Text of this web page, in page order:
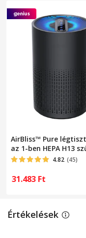
Sebesség fokozatok
Légáramlás
Vezérlőpanel típusa
Szélesség
AirBliss™ Pure
az 1-ben HEPA H13
aktív szén, előszűrő,
antibakteriális,
órás időzítő,
4.82 (45)
31.483 Ft
Értékelések